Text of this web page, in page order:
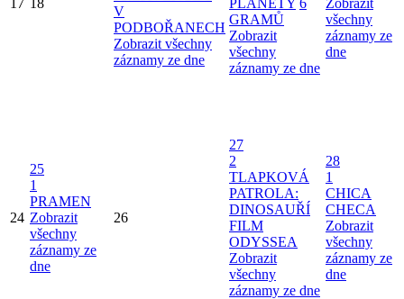
17 18
V
PODBOŘANECH
Zobrazit všechny
záznamy ze dne
PLANETY 6
GRAMŮ
Zobrazit
všechny
záznamy ze dne
Zobrazit
všechny
záznamy ze
dne
24
25
1
PRAMEN
Zobrazit
všechny
záznamy ze
dne
26
27
2
TLAPKOVÁ
PATROLA:
DINOSAUŘÍ
FILM
ODYSSEA
Zobrazit
všechny
záznamy ze dne
28
1
CHICA
CHECA
Zobrazit
všechny
záznamy ze
dne